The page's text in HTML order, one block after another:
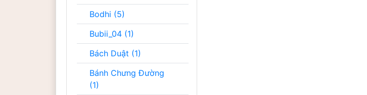
Bodhi (5)
Bubii_04 (1)
Bách Duật (1)
Bánh Chưng Đường
(1)